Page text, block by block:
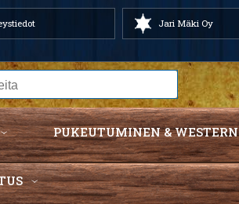
Jari Mäki Oy
PUKEUTUMINEN & WESTERN